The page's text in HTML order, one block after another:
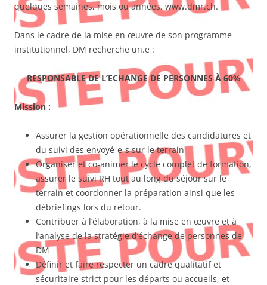
quelques semaines, mois ou années. www.dmr.ch.
Dans le cadre de la mise en œuvre de son programme
institutionnel, DM recherche un.e :
RESPONSABLE DE L’ECHANGE DE PERSONNES À 60%
Mission :
Assurer la gestion opérationnelle des candidatures et
du suivi des envoyé-e-s sur le terrain
Organiser et co-animer le cycle complet de formation,
assurer le suivi RH tout au long du séjour sur le
terrain et coordonner la préparation ainsi que les
débriefings lors du retour.
Contribuer à l’élaboration, à la mise en œuvre et à
l’analyse de la stratégie d’échange de personnes de
DM
Définir et faire respecter un cadre qualitatif et
sécuritaire strict pour les départs ou accueils, et